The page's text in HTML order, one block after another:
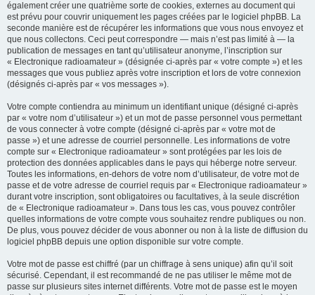
également créer une quatrième sorte de cookies, externes au document qui
est prévu pour couvrir uniquement les pages créées par le logiciel phpBB. La
seconde manière est de récupérer les informations que vous nous envoyez et
que nous collectons. Ceci peut correspondre — mais n’est pas limité à — la
publication de messages en tant qu’utilisateur anonyme, l’inscription sur
« Electronique radioamateur » (désignée ci-après par « votre compte ») et les
messages que vous publiez après votre inscription et lors de votre connexion
(désignés ci-après par « vos messages »).
Votre compte contiendra au minimum un identifiant unique (désigné ci-après
par « votre nom d’utilisateur ») et un mot de passe personnel vous permettant
de vous connecter à votre compte (désigné ci-après par « votre mot de
passe ») et une adresse de courriel personnelle. Les informations de votre
compte sur « Electronique radioamateur » sont protégées par les lois de
protection des données applicables dans le pays qui héberge notre serveur.
Toutes les informations, en-dehors de votre nom d’utilisateur, de votre mot de
passe et de votre adresse de courriel requis par « Electronique radioamateur »
durant votre inscription, sont obligatoires ou facultatives, à la seule discrétion
de « Electronique radioamateur ». Dans tous les cas, vous pouvez contrôler
quelles informations de votre compte vous souhaitez rendre publiques ou non.
De plus, vous pouvez décider de vous abonner ou non à la liste de diffusion du
logiciel phpBB depuis une option disponible sur votre compte.
Votre mot de passe est chiffré (par un chiffrage à sens unique) afin qu’il soit
sécurisé. Cependant, il est recommandé de ne pas utiliser le même mot de
passe sur plusieurs sites internet différents. Votre mot de passe est le moyen